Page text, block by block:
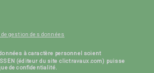
gestion des données
à caractère personnel soient
(éditeur du site clictravaux.com) puisse
de confidentialité.